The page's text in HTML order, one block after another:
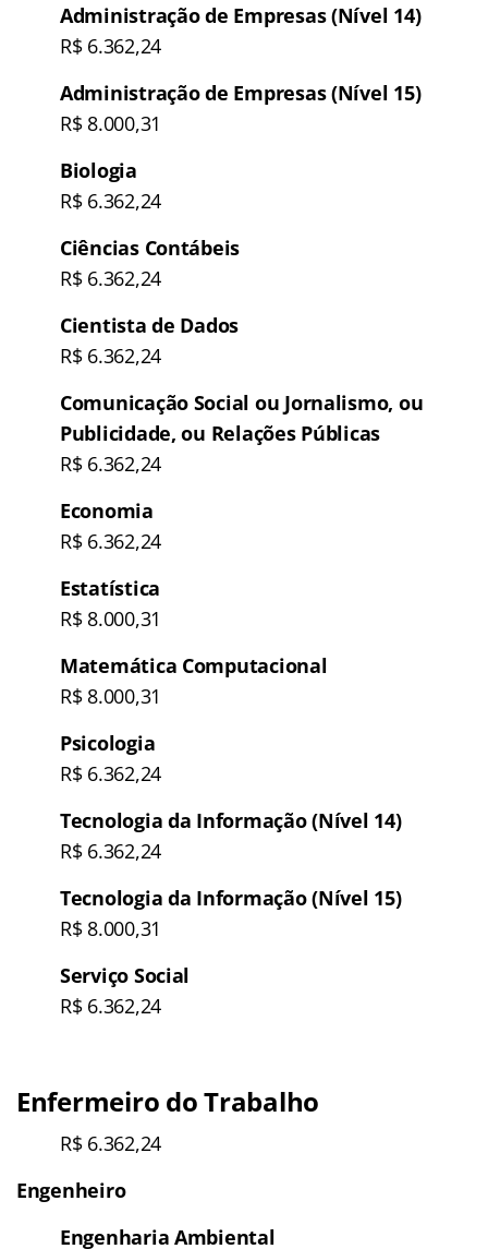
Administração de Empresas (Nível 14)
R$ 6.362,24
Administração de Empresas (Nível 15)
R$ 8.000,31
Biologia
R$ 6.362,24
Ciências Contábeis
R$ 6.362,24
Cientista de Dados
R$ 6.362,24
Comunicação Social ou Jornalismo, ou
Publicidade, ou Relações Públicas
R$ 6.362,24
Economia
R$ 6.362,24
Estatística
R$ 8.000,31
Matemática Computacional
R$ 8.000,31
Psicologia
R$ 6.362,24
Tecnologia da Informação (Nível 14)
R$ 6.362,24
Tecnologia da Informação (Nível 15)
R$ 8.000,31
Serviço Social
R$ 6.362,24
Enfermeiro do Trabalho
R$ 6.362,24
Engenheiro
Engenharia Ambiental